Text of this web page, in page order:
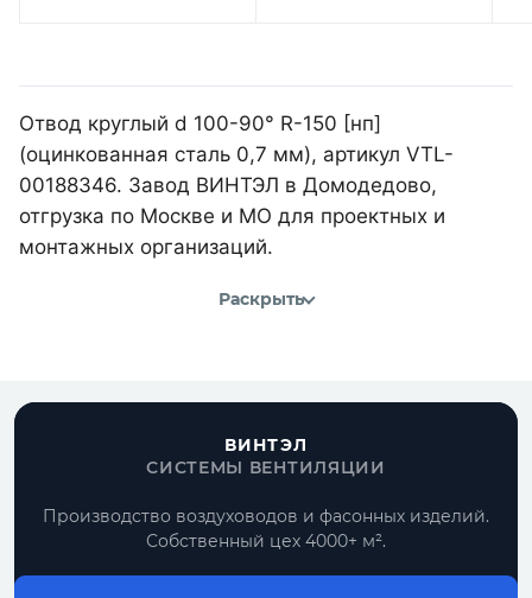
Отвод круглый d 100-90° R-150 [нп]
(оцинкованная сталь 0,7 мм), артикул VTL-
00188346. Завод ВИНТЭЛ в Домодедово,
отгрузка по Москве и МО для проектных и
монтажных организаций.
Раскрыть
ВИНТЭЛ
СИСТЕМЫ ВЕНТИЛЯЦИИ
Производство воздуховодов и фасонных изделий.
Собственный цех 4000+ м².